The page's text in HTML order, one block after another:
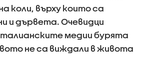
коли, върху които са
и дървета. Очевидци
медии бурята
не са виждали в живота